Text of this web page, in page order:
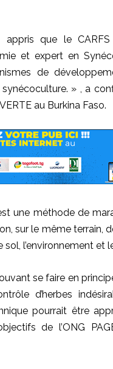
appris que leCARFS
et expert en
de
synécoculture. » , a
au Burkina Faso.
une méthode de
sur le même terrain,
l’environnement et
se faire en
d’herbes
pourrait être
de l’ONG